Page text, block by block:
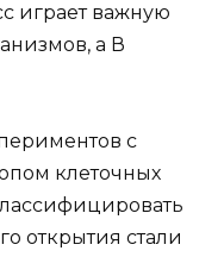
играет важную
а В
с
клеточных
открытия стали